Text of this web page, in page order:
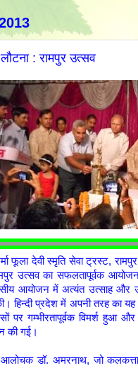
: रामपुर उत्सव
फूला देवी स्मृति सेवा ट्रस्ट,
उत्सव का सफलतापूर्वक
आयोजन में अत्यंत उत्साह
हिन्दी प्रदेश में अपनी तरह का
गम्भीरतापूर्वक विमर्श हुआ और
की गई।
डॉ. अमरनाथ, जो कलकत्ता